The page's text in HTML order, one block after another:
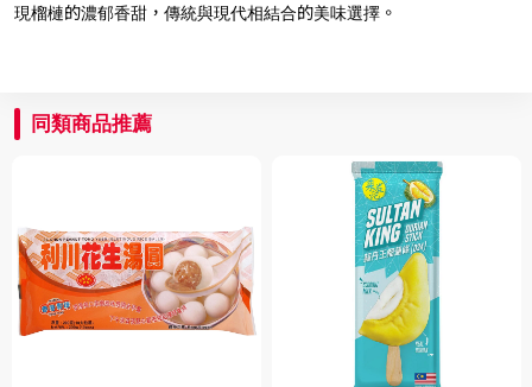
現榴槤的濃郁香甜，傳統與現代相結合的美味選擇。
同類商品推薦